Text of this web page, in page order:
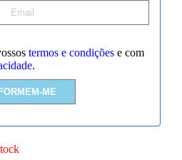
termos e condições e com
.